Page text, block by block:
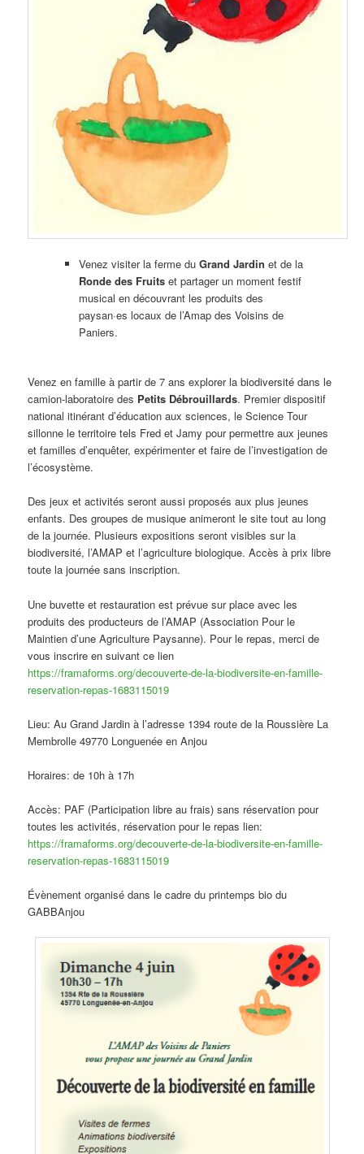
Venez visiter la ferme du Grand Jardin et de la
Ronde des Fruitset partager un moment festif
musical en découvrant les produits des
paysan·es locaux de l’Amap des Voisins de
Paniers.
Venez en famille à partir de 7 ans explorer la biodiversité dans le
camion-laboratoire des Petits Débrouillards. Premier dispositif
national itinérant d’éducation aux sciences, le Science Tour
sillonne le territoire tels Fred et Jamy pour permettre aux jeunes
et familles d’enquêter, expérimenter et faire de l’investigation de
l’écosystème.
Des jeux et activités seront aussi proposés aux plus jeunes
enfants. Des groupes de musique animeront le site tout au long
de la journée. Plusieurs expositions seront visibles sur la
biodiversité, l’AMAP et l’agriculture biologique. Accès à prix libre
toute la journée sans inscription.
Une buvette et restauration est prévue sur place avec les
produits des producteurs de l’AMAP (Association Pour le
Maintien d’une Agriculture Paysanne). Pour le repas, merci de
vous inscrire en suivant ce lien
https://framaforms.org/decouverte-de-la-biodiversite-en-famille-
reservation-repas-1683115019
Lieu: Au Grand Jardin à l’adresse 1394 route de la Roussière La
Membrolle 49770 Longuenée en Anjou
Horaires: de 10h à 17h
Accès: PAF (Participation libre au frais) sans réservation pour
toutes les activités, réservation pour le repas lien:
https://framaforms.org/decouverte-de-la-biodiversite-en-famille-
reservation-repas-1683115019
Évènement organisé dans le cadre du printemps bio du
GABBAnjou